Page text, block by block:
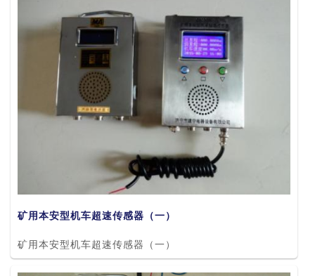
矿用本安型机车超速传感器（一）
矿用本安型机车超速传感器（一）